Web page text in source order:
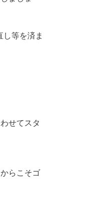
等を済ま
せてスタ
らこそゴ